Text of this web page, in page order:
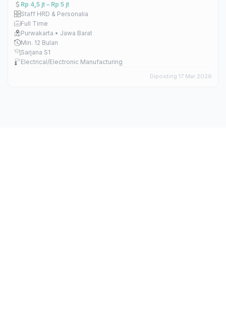
Rp 4,5 jt – Rp 5 jt
Staff HRD & Personalia
Full Time
Purwakarta • Jawa Barat
Min. 12 Bulan
Sarjana S1
Electrical/Electronic Manufacturing
Diposting 17 Mar 2026